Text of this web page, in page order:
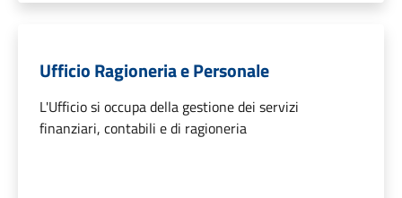
Ufficio Ragioneria e Personale
L'Ufficio si occupa della gestione dei servizi
finanziari, contabili e di ragioneria